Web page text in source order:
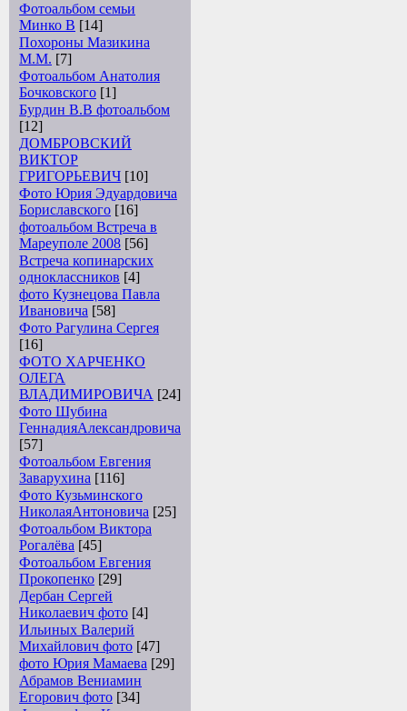
Фотоальбом семьи
Минко В [14]
Похороны Мазикина
М.М. [7]
Фотоальбом Анатолия
Бочковского [1]
Бурдин В.В фотоальбом
[12]
ДОМБРОВСКИЙ
ВИКТОР
ГРИГОРЬЕВИЧ [10]
Фото Юрия Эдуардовича
Бориславского [16]
фотоальбом Встреча в
Мареуполе 2008 [56]
Встреча копинарских
одноклассников [4]
фото Кузнецова Павла
Ивановича [58]
Фото Рагулина Сергея
[16]
ФОТО ХАРЧЕНКО
ОЛЕГА
ВЛАДИМИРОВИЧА [24]
Фото Шубина
ГеннадияАлександровича
[57]
Фотоальбом Евгения
Заварухина [116]
Фото Кузьминского
НиколаяАнтоновича [25]
Фотоальбом Виктора
Рогалёва [45]
Фотоальбом Евгения
Прокопенко [29]
Дербан Сергей
Николаевич фото [4]
Ильиных Валерий
Михайлович фото [47]
фото Юрия Мамаева [29]
Абрамов Вениамин
Егорович фото [34]